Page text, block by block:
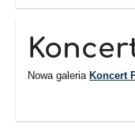
Nowa galeria Koncert